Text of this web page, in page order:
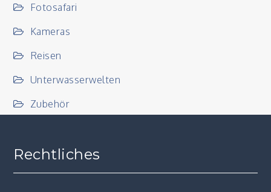
Fotosafari
Kameras
Reisen
Unterwasserwelten
Zubehör
Rechtliches